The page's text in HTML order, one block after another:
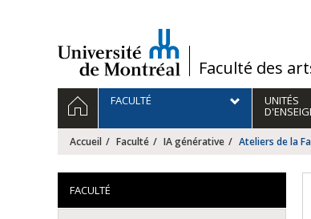
/Faculté des
Navigation
principale
ACCUEILFACULTÉ UNITÉS
Accueil Faculté IA générative Ateliers de la
FACULTÉ